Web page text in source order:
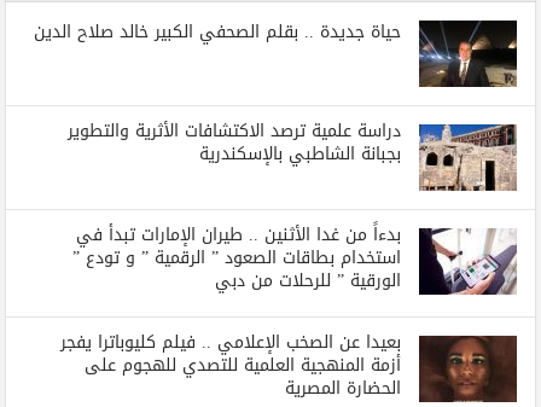
حياة جديدة .. بقلم الصحفي الكبير خالد صلاح الدين
دراسة علمية ترصد الاكتشافات الأثرية والتطوير
بجبانة الشاطبي بالإسكندرية
بدءاً من غدا الأثنين .. طيران الإمارات تبدأ في
استخدام بطاقات الصعود ” الرقمية ” و تودع ”
الورقية ” للرحلات من دبي
بعيدا عن الصخب الإعلامي .. فيلم كليوباترا يفجر
أزمة المنهجية العلمية للتصدي للهجوم على
الحضارة المصرية